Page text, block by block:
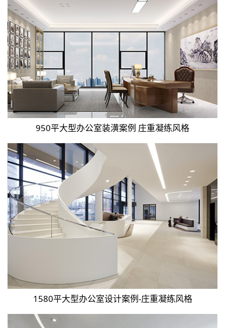
950平大型办公室装潢案例 庄重凝练风格
1580平大型办公室设计案例-庄重凝练风格